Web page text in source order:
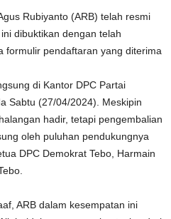
Rubiyanto (ARB) telah resmi
dibuktikan dengan telah
formulir pendaftaran yang diterima
di Kantor DPC Partai
Sabtu (27/04/2024). Meskipin
hadir, tetapi pengembalian
oleh puluhan pendukungnya
DPC Demokrat Tebo, Harmain
ARB dalam kesempatan ini